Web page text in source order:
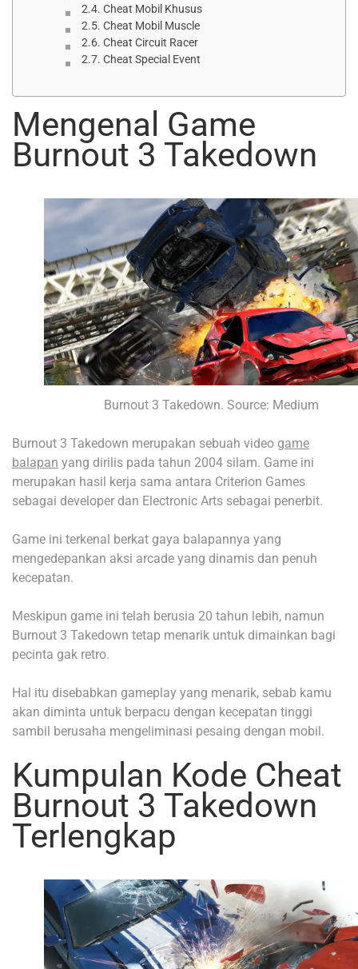
Cheat Mobil Khusus
Cheat Mobil Muscle
Cheat Circuit Racer
Cheat Special Event
Mengenal Game
Burnout 3 Takedown
Burnout 3 Takedown. Source: Medium
Burnout 3 Takedown merupakan sebuah video game
balapan yang dirilis pada tahun 2004 silam. Game ini
merupakan hasil kerja sama antara Criterion Games
sebagai developer dan Electronic Arts sebagai penerbit.
Game ini terkenal berkat gaya balapannya yang
mengedepankan aksi arcade yang dinamis dan penuh
kecepatan.
Meskipun game ini telah berusia 20 tahun lebih, namun
Burnout 3 Takedown tetap menarik untuk dimainkan bagi
pecinta gak retro.
Hal itu disebabkan gameplay yang menarik, sebab kamu
akan diminta untuk berpacu dengan kecepatan tinggi
sambil berusaha mengeliminasi pesaing dengan mobil.
Kumpulan Kode Cheat
Burnout 3 Takedown
Terlengkap